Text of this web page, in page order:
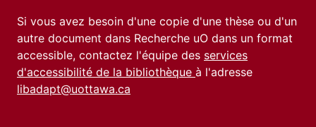
Si vous avez besoin d'une copie d'une thèse ou d'un
autre document dans Recherche uO dans un format
accessible, contactez l'équipe des services
d'accessibilité de la bibliothèque à l'adresse
libadapt@uottawa.ca